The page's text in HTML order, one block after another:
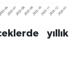
yıllık